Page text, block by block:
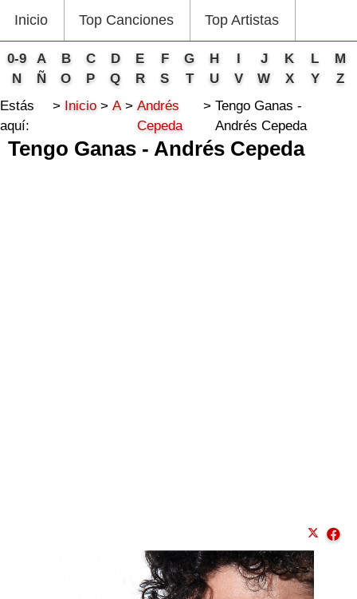
Inicio Top Canciones Top Artistas
0-9 A B C D E F G H I J K L
M
N
Ñ O P Q R S T U V W X Y
Z
Estás
aquí:
Inicio A
Andrés
Cepeda
Tengo Ganas -
Andrés Cepeda
Tengo Ganas - Andrés Cepeda